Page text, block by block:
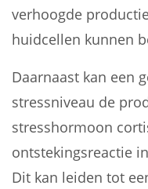
verhoogde
huidcellen kunnen
Daarnaast kan een
stressniveau de
stresshormoon
ontstekingsreactie
Dit kan leiden tot